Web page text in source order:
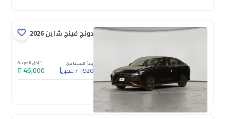
دونج فينج شاين E1 2026
يبدأ القسط من
920
/شهرياً
شامل الضريبة
46,000
جديدة